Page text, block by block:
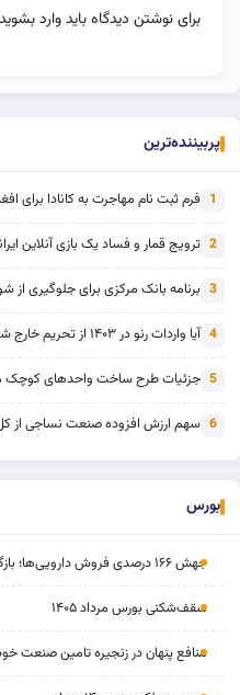
برای نوشتن دیدگاه بایدوارد بشوید
پربیننده‌ترین
1 فرم ثبت نام مهاجرت به کانادا برای
2 ترویج قمار و فساد یک بازی آنلاین
3 برنامه بانک مرکزی برای جلوگیری از
4 آیا واردات رنو در ۱۴۰۳ از تحریم خارج شده است؟
5 جزئیات طرح ساخت واحدهای کوچک
6 سهم ارزش افزوده صنعت نساجی
بورس
جهش ۱۶۶ درصدی فروش دارویی‌ها؛ بازگشت سودآوری به صنعت درمان
سقف‌شکنی بورس مرداد ۱۴۰۵
منافع پنهان در زنجیره تامین صنعت